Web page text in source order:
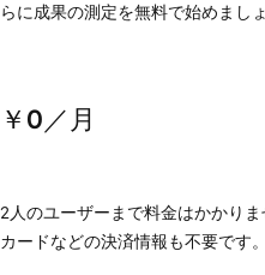
らに成果の測定を無料で始めましょ
￥0／月
2人のユーザーまで料金はかかり
カードなどの決済情報も不要です。